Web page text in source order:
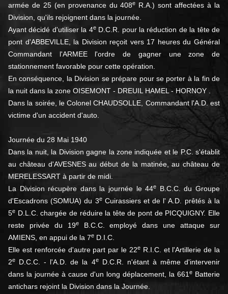
armée de 25 (en provenance du 408e R.A.) sont affectées à la
Division, qu'ils rejoignent dans la journée.
Ayant décidé d'utiliser la 4eD.C.R. pour la réduction de la tête de
pont d'ABBEVILLE, la Division reçoit vers 17 heures du Général
Commandant l'ARMEE l'ordre de gagner une zone de
stationnement favorable pour cette opération.
En conséquence, la Division se prépare pour se porter à la fin de
la nuit dans la zone OISEMONT - DREUIL HAMEL - HORNOY .
Dans la soirée, le Colonel CHAUDSOLLE, Commandant l'A.D. est
victime d'un accident d'auto.
Journée du 28 Mai 1940
Dans la nuit, la Division gagne la zone indiquée et le P.C. s'établit
au château d'AVESNES au début de la matinée, au château de
MERELESSART à partir de midi.
La Division récupère dans la journée le 44e
B.C.C. du Groupe
d'Escadrons (SOMUA) du 3eCuirassiers et de l' A.D. prêtés à la
5e D.L.C. chargée de réduire la tête de pont de PICQUIGNY. Elle
reste privée du 19eB.C.C. employé dans une attaque sur
AMIENS, en appui de la 7e D.I.C.
Elle est renforcée d'autre part par le 22eR.I.C. et l'Artillerie de la
2e D.C.C. - l'A.D. de la 4eD.C.R. n'étant à même d'intervenir
dans la journée à cause d'un long déplacement, la 661 e Batterie
antichars rejoint la Division dans la Journée.